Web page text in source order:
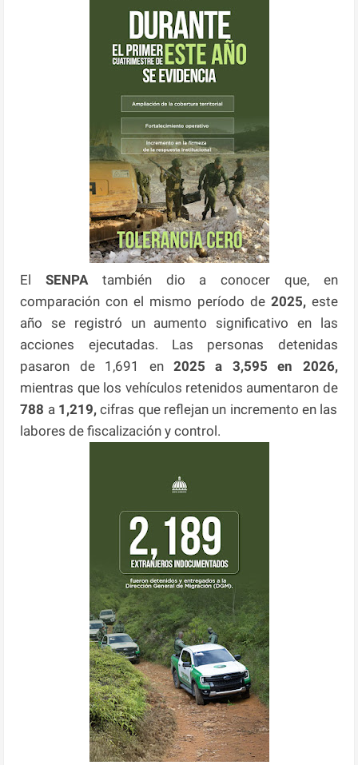
ElSENPA también dio a conocer que, en
comparación con el mismo período de 2025,este
año se registró un aumento significativo en las
acciones ejecutadas. Las personas detenidas
pasaron de 1,691 en 2025 a 3,595 en 2026,
mientras que los vehículos retenidos aumentaron de
788 a 1,219, cifras que reflejan un incremento en las
labores de fiscalización y control.